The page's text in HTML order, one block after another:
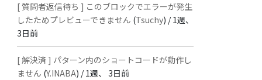
[ 質問者返信待ち ] このブロックでエラーが発生
したためプレビューできません (Tsuchy) /1週、
3日前
[ 解決済 ] パターン内のショートコードが動作し
ません (Y.INABA) /1週、 3日前